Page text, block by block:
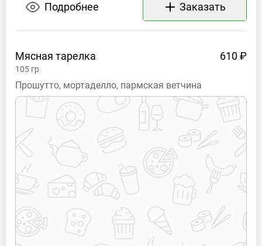
Подробнее Заказать
Мясная тарелка 610 ₽
105 гр
Прошутто, мортаделло, пармская ветчина